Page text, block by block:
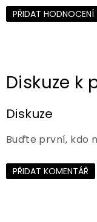
PŘIDAT HODNOCENÍ
Diskuze
Buďte první, kdo
PŘIDAT KOMENTÁŘ